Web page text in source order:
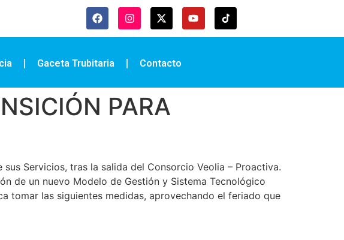
Gaceta Trubitaria Contacto
PARA
Servicios, tras la salida del Consorcio Veolia – Proactiva.
de un nuevo Modelo de Gestión y Sistema Tecnológico
tomar las siguientes medidas, aprovechando el feriado que